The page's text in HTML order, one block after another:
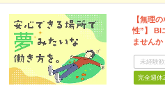
【無理
性”】 BI
ませんか
未経験
完全週休